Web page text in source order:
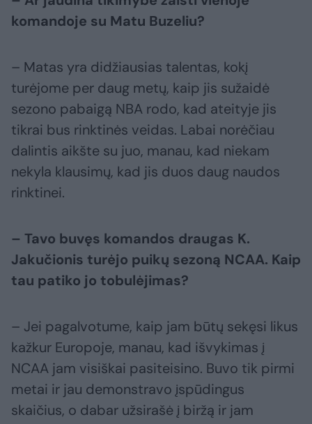
komandoje su Matu Buzeliu?
– Matas yra didžiausias talentas, kokį
turėjome per daug metų, kaip jis sužaidė
sezono pabaigą NBA rodo, kad ateityje jis
tikrai bus rinktinės veidas. Labai norėčiau
dalintis aikšte su juo, manau, kad niekam
nekyla klausimų, kad jis duos daug naudos
rinktinei.
– Tavo buvęs komandos draugas K.
Jakučionis turėjo puikų sezoną NCAA. Kaip
tau patiko jo tobulėjimas?
– Jei pagalvotume, kaip jam būtų sekęsi likus
kažkur Europoje, manau, kad išvykimas į
NCAA jam visiškai pasiteisino. Buvo tik pirmi
metai ir jau demonstravo įspūdingus
skaičius, o dabar užsirašė į biržą ir jam